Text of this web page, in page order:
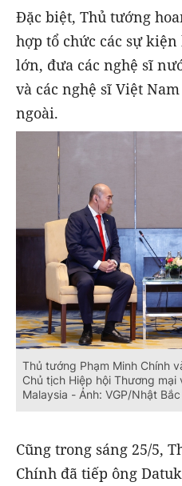
Đặc biệt, Thủ tướng
hợp tổ chức các sự
lớn, đưa các nghệ sĩ
và các nghệ sĩ Việt
ngoài.
Thủ tướng Phạm Minh Chính
Chủ tịch Hiệp hội Thương
Malaysia - Ảnh: VGP/Nhật Bắc
Cũng trong sáng 25/5,
Chính đã tiếp ông